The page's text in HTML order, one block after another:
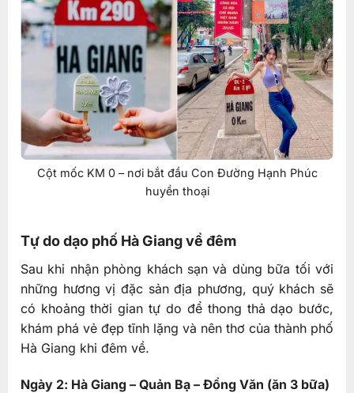
Cột mốc KM 0 – nơi bắt đầu Con Đường Hạnh Phúc
huyền thoại
Tự do dạo phố Hà Giang về đêm
Sau khi nhận phòng khách sạn và dùng bữa tối với
những hương vị đặc sản địa phương, quý khách sẽ
có khoảng thời gian tự do để thong thả dạo bước,
khám phá vẻ đẹp tĩnh lặng và nên thơ của thành phố
Hà Giang khi đêm về.
Ngày 2: Hà Giang – Quản Bạ – Đồng Văn (ăn 3 bữa)